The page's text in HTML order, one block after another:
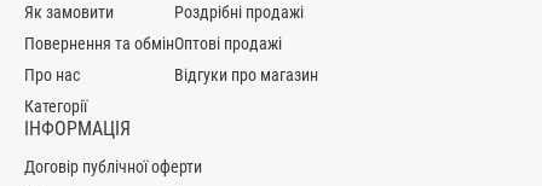
Як замовити
Повернення та обмін
Про нас
Категорії
Роздрібні продажі
Оптові продажі
Відгуки про магазин
ІНФОРМАЦІЯ
Договір публічної оферти